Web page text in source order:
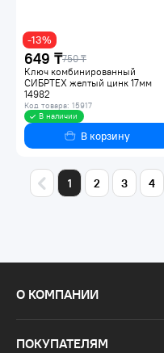
649 ₸750 ₸
-13%
Ключ комбинированный
СИБРТЕХ желтый цинк 17мм
14982
Код товара: 15917
В наличии
В корзину
1 2 3 4
О КОМПАНИИ
ПОКУПАТЕЛЯМ